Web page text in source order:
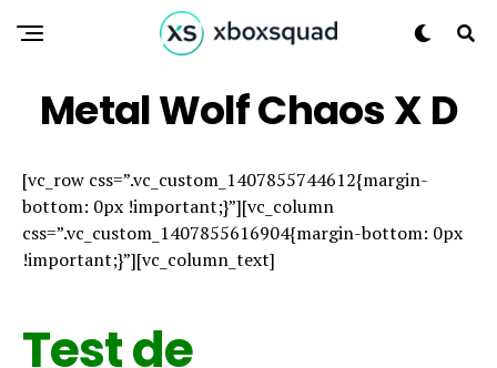
Metal Wolf Chaos X D
[vc_row css=”.vc_custom_1407855744612{margin-
bottom: 0px !important;}”][vc_column
css=”.vc_custom_1407855616904{margin-bottom: 0px
!important;}”][vc_column_text]
Test de